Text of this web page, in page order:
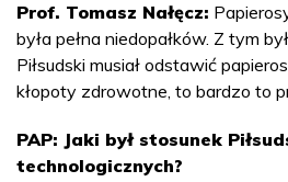
Prof. Tomasz Nałęcz:
była pełna niedopałków. Z tym
Piłsudski musiał odstawić
kłopoty zdrowotne, to bardzo to
PAP: Jaki był stosunek
technologicznych?